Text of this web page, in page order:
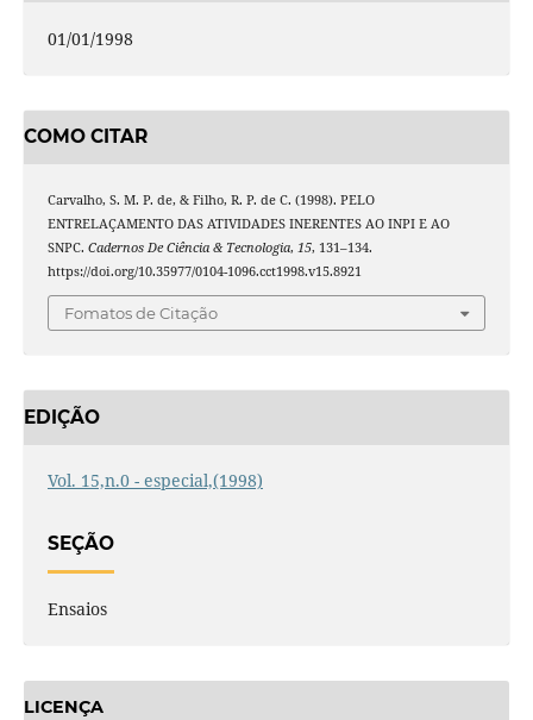
01/01/1998
COMO CITAR
Carvalho, S. M. P. de, & Filho, R. P. de C. (1998). PELO
ENTRELAÇAMENTO DAS ATIVIDADES INERENTES AO INPI E AO
SNPC. Cadernos De Ciência & Tecnologia, 15, 131–134.
https://doi.org/10.35977/0104-1096.cct1998.v15.8921
Fomatos de Citação
EDIÇÃO
Vol. 15,n.0 - especial,(1998)
SEÇÃO
Ensaios
LICENÇA